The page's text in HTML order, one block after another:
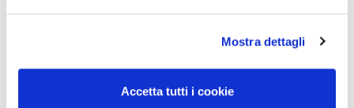
Mostra dettagli
Accetta tutti i cookie